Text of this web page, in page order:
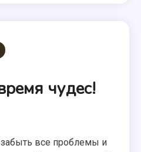
чудес!
забыть все проблемы и